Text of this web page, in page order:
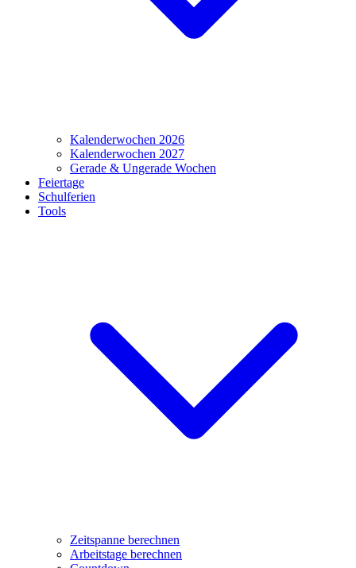
Kalenderwochen 2026
Kalenderwochen 2027
Gerade & Ungerade Wochen
Feiertage
Schulferien
Tools
Zeitspanne berechnen
Arbeitstage berechnen